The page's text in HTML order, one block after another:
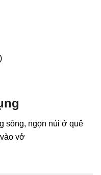
sông, ngọn núi ở quê
vở